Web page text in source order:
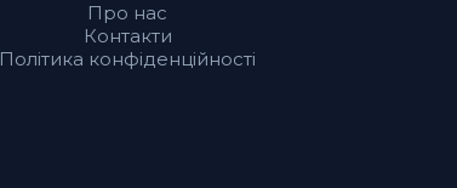
Про нас
Контакти
Політика конфіденційності